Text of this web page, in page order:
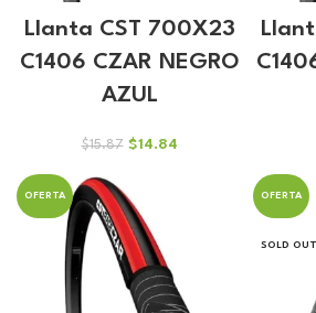
Llanta CST 700X23
C1406 CZAR NEGRO
AZUL
$15.87 El
era:
$15.87.
$14.84El
OFERTA OFERTA
SOLD OUT